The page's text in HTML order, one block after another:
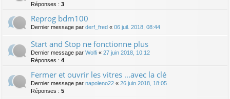
Réponses : 3
Reprog bdm100
Dernier message par derf_fred « 06 juil. 2018, 08:44
Start and Stop ne fonctionne plus
Dernier message par Wolfi « 27 juin 2018, 10:12
Réponses : 4
Fermer et ouvrir les vitres ...avec la clé
Dernier message par napoleno22 « 26 juin 2018, 18:05
Réponses : 5